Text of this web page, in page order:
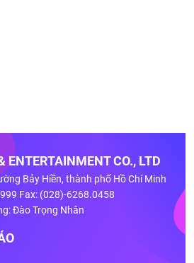
ENTERTAINMENT CO., LTD
Bảy Hiền, thành phố Hồ Chí Minh
Fax: (028)-6268.0458
Đào Trọng Nhân